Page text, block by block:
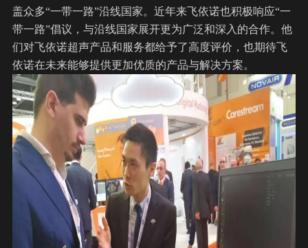
盖众多“一带一路”沿线国家。近年来飞依诺也积极响应“一
带一路”倡议，与沿线国家展开更为广泛和深入的合作。他
们对飞依诺超声产品和服务都给予了高度评价，也期待飞
依诺在未来能够提供更加优质的产品与解决方案。